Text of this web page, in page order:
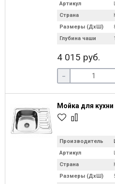
Артикул
Страна
Размеры (ДхШ)
Глубина чаши
4 015 руб.
-
Мойка для
Производитель
Артикул
Страна
Размеры (ДхШ)